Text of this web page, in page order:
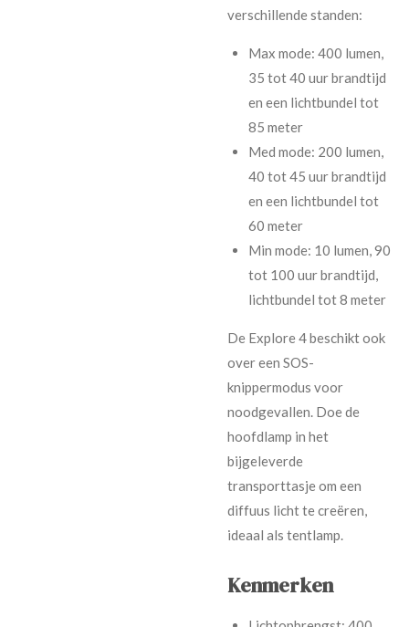
verschillende standen:
Max mode: 400 lumen,
35 tot 40 uur brandtijd
en een lichtbundel tot
85 meter
Med mode: 200 lumen,
40 tot 45 uur brandtijd
en een lichtbundel tot
60 meter
Min mode: 10 lumen, 90
tot 100 uur brandtijd,
lichtbundel tot 8 meter
De Explore 4 beschikt ook
over een SOS-
knippermodus voor
noodgevallen. Doe de
hoofdlamp in het
bijgeleverde
transporttasje om een
diffuus licht te creëren,
ideaal als tentlamp.
Kenmerken